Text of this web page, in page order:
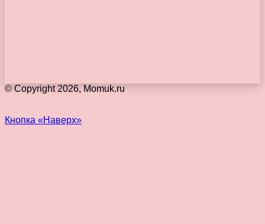
© Copyright 2026, Momuk.ru
Кнопка «Наверх»